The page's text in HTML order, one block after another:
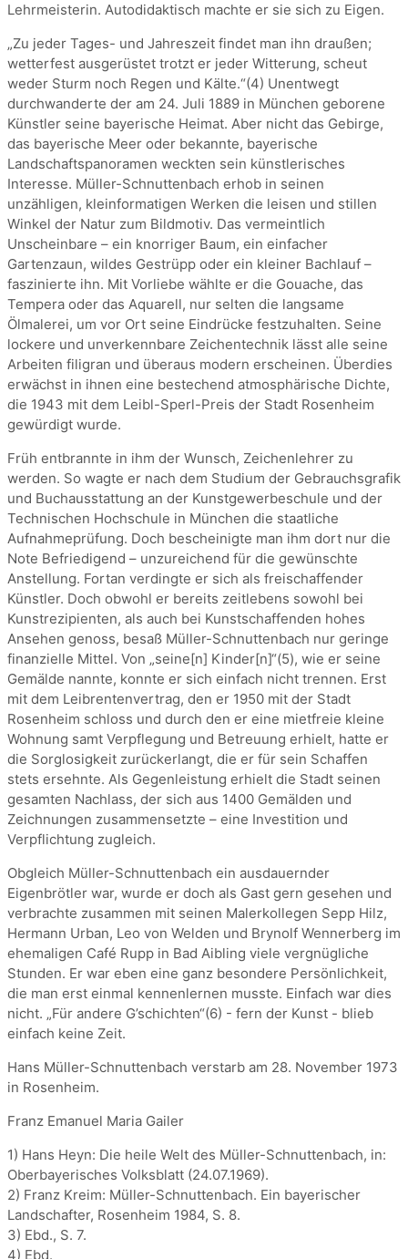
Lehrmeisterin. Autodidaktisch machte er sie sich zu Eigen.
„Zu jeder Tages- und Jahreszeit findet man ihn draußen;
wetterfest ausgerüstet trotzt er jeder Witterung, scheut
weder Sturm noch Regen und Kälte.“(4) Unentwegt
durchwanderte der am 24. Juli 1889 in München geborene
Künstler seine bayerische Heimat. Aber nicht das Gebirge,
das bayerische Meer oder bekannte, bayerische
Landschaftspanoramen weckten sein künstlerisches
Interesse. Müller-Schnuttenbach erhob in seinen
unzähligen, kleinformatigen Werken die leisen und stillen
Winkel der Natur zum Bildmotiv. Das vermeintlich
Unscheinbare – ein knorriger Baum, ein einfacher
Gartenzaun, wildes Gestrüpp oder ein kleiner Bachlauf –
faszinierte ihn. Mit Vorliebe wählte er die Gouache, das
Tempera oder das Aquarell, nur selten die langsame
Ölmalerei, um vor Ort seine Eindrücke festzuhalten. Seine
lockere und unverkennbare Zeichentechnik lässt alle seine
Arbeiten filigran und überaus modern erscheinen. Überdies
erwächst in ihnen eine bestechend atmosphärische Dichte,
die 1943 mit dem Leibl-Sperl-Preis der Stadt Rosenheim
gewürdigt wurde.
Früh entbrannte in ihm der Wunsch, Zeichenlehrer zu
werden. So wagte er nach dem Studium der Gebrauchsgrafik
und Buchausstattung an der Kunstgewerbeschule und der
Technischen Hochschule in München die staatliche
Aufnahmeprüfung. Doch bescheinigte man ihm dort nur die
Note Befriedigend – unzureichend für die gewünschte
Anstellung. Fortan verdingte er sich als freischaffender
Künstler. Doch obwohl er bereits zeitlebens sowohl bei
Kunstrezipienten, als auch bei Kunstschaffenden hohes
Ansehen genoss, besaß Müller-Schnuttenbach nur geringe
finanzielle Mittel. Von „seine[n] Kinder[n]“(5), wie er seine
Gemälde nannte, konnte er sich einfach nicht trennen. Erst
mit dem Leibrentenvertrag, den er 1950 mit der Stadt
Rosenheim schloss und durch den er eine mietfreie kleine
Wohnung samt Verpflegung und Betreuung erhielt, hatte er
die Sorglosigkeit zurückerlangt, die er für sein Schaffen
stets ersehnte. Als Gegenleistung erhielt die Stadt seinen
gesamten Nachlass, der sich aus 1400 Gemälden und
Zeichnungen zusammensetzte – eine Investition und
Verpflichtung zugleich.
Obgleich Müller-Schnuttenbach ein ausdauernder
Eigenbrötler war, wurde er doch als Gast gern gesehen und
verbrachte zusammen mit seinen Malerkollegen Sepp Hilz,
Hermann Urban, Leo von Welden und Brynolf Wennerberg im
ehemaligen Café Rupp in Bad Aibling viele vergnügliche
Stunden. Er war eben eine ganz besondere Persönlichkeit,
die man erst einmal kennenlernen musste. Einfach war dies
nicht. „Für andere G’schichten“(6) - fern der Kunst - blieb
einfach keine Zeit.
Hans Müller-Schnuttenbach verstarb am 28. November 1973
in Rosenheim.
Franz Emanuel Maria Gailer
1) Hans Heyn: Die heile Welt des Müller-Schnuttenbach, in:
Oberbayerisches Volksblatt (24.07.1969).
2) Franz Kreim: Müller-Schnuttenbach. Ein bayerischer
Landschafter, Rosenheim 1984, S. 8.
3) Ebd., S. 7.
4) Ebd.